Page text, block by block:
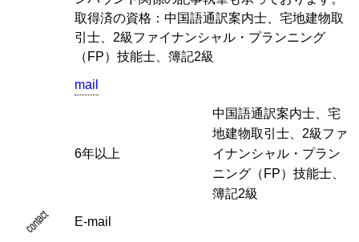
取得済の資格：中国語通訳案内士、宅地建物取
引士、2級ファイナンシャル・プランニング
（FP）技能士、簿記2級
mail
6年以上
中国語通訳案内士、宅
地建物取引士、2級ファ
イナンシャル・プラン
ニング（FP）技能士、
簿記2級
contact E-mail